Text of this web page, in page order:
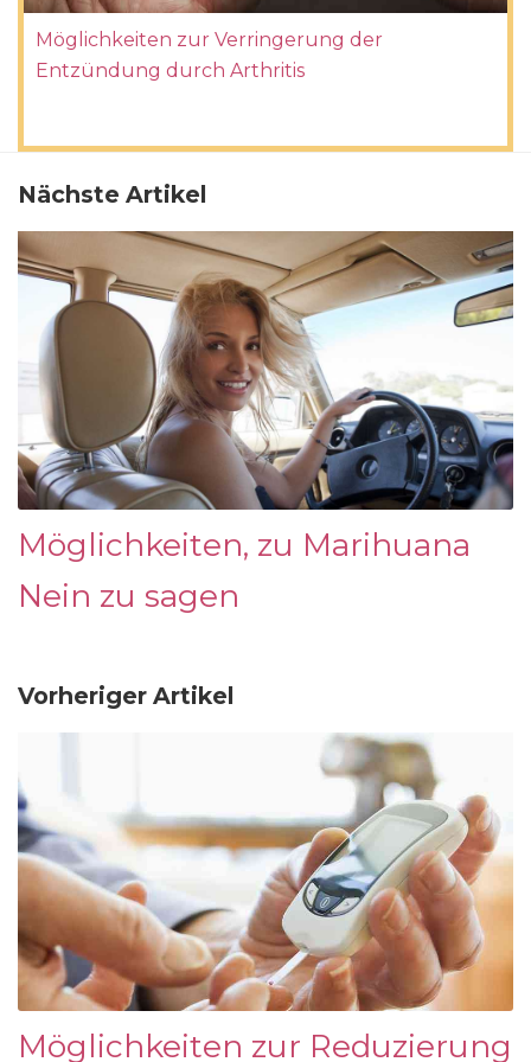
Möglichkeiten zur Verringerung der
Entzündung durch Arthritis
Nächste Artikel
Möglichkeiten, zu Marihuana
Nein zu sagen
Vorheriger Artikel
Möglichkeiten zur Reduzierung